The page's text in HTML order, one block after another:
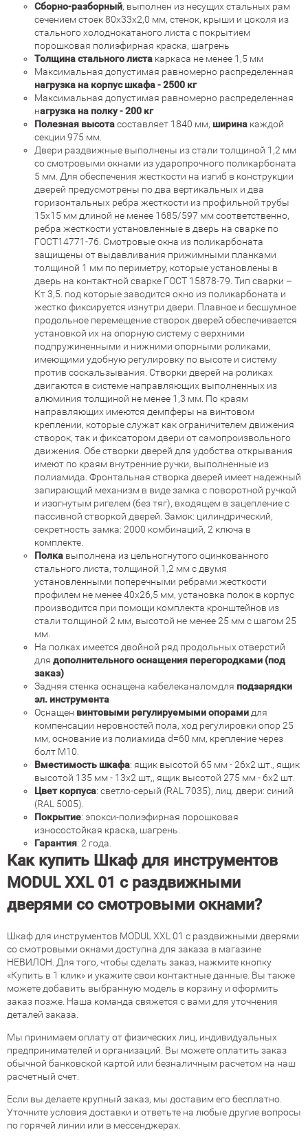
Сборно-разборный, выполнен из несущих стальных рам
сечением стоек 80х33х2,0 мм, стенок, крыши и цоколя из
стального холоднокатаного листа с покрытием
порошковая полиэфирная краска, шагрень
Толщина стального листа каркаса не менее 1,5 мм
Максимальная допустимая равномерно распределенная
нагрузка на корпус шкафа - 2500 кг
Максимальная допустимая равномерно распределенная
нагрузка на полку - 200 кг
Полезная высотасоставляет 1840 мм, ширина каждой
секции 975 мм.
Двери раздвижные выполнены из стали толщиной 1,2 мм
со смотровыми окнами из ударопрочного поликарбоната
5 мм. Для обеспечения жесткости на изгиб в конструкции
дверей предусмотрены по два вертикальных и два
горизонтальных ребра жесткости из профильной трубы
15х15 мм длиной не менее 1685/597 мм соответственно,
ребра жесткости установленные в дверь на сварке по
ГОСТ14771-76. Смотровые окна из поликарбоната
защищены от выдавливания прижимными планками
толщиной 1 мм по периметру, которые установлены в
дверь на контактной сварке ГОСТ 15878-79. Тип сварки –
Кт 3,5. под которые заводится окно из поликарбоната и
жестко фиксируется изнутри двери. Плавное и бесшумное
продольное перемещение створок дверей обеспечивается
установкой их на опорную систему с верхними
подпружиненными и нижними опорными роликами,
имеющими удобную регулировку по высоте и систему
против соскальзывания. Створки дверей на роликах
двигаются в системе направляющих выполненных из
алюминия толщиной не менее 1,3 мм. По краям
направляющих имеются демпферы на винтовом
креплении, которые служат как ограничителем движения
створок, так и фиксатором двери от самопроизвольного
движения. Обе створки дверей для удобства открывания
имеют по краям внутренние ручки, выполненные из
полиамида. Фронтальная створка дверей имеет надежный
запирающий механизм в виде замка с поворотной ручкой
и изогнутым ригелем (без тяг), входящем в зацепление с
пассивной створкой дверей. Замок: цилиндрический,
секретность замка: 2000 комбинаций, 2 ключа в
комплекте.
Полка выполнена из цельногнутого оцинкованного
стального листа, толщиной 1,2 мм с двумя
установленными поперечными ребрами жесткости
профилем не менее 40х26,5 мм, установка полок в корпус
производится при помощи комплекта кронштейнов из
стали толщиной 2 мм, высотой не менее 25 мм с шагом 25
мм.
На полках имеется двойной ряд продольных отверстий
для дополнительного оснащения перегородками (под
заказ)
Задняя стенка оснащена кабелеканаломдля подзарядки
эл. инструмента
Оснащен винтовыми регулируемыми опорами для
компенсации неровностей пола, ход регулировки опор 25
мм, основание из полиамида d=60 мм, крепление через
болт М10.
Вместимость шкафа: ящик высотой 65 мм - 26x2 шт., ящик
высотой 135 мм - 13x2 шт,, ящик высотой 275 мм - 6x2 шт.
Цвет корпуса: светло-серый (RAL 7035), лиц. двери: синий
(RAL 5005).
Покрытие: эпокси-полиэфирная порошковая
износостойкая краска, шагрень.
Гарантия: 2 года.
Как купить Шкаф для инструментов
MODUL XXL 01 с раздвижными
дверями со смотровыми окнами?
Шкаф для инструментов MODUL XXL 01 с раздвижными дверями
со смотровыми окнами доступна для заказа в магазине
НЕВИЛОН. Для того, чтобы сделать заказ, нажмите кнопку
«Купить в 1 клик» и укажите свои контактные данные. Вы также
можете добавить выбранную модель в корзину и оформить
заказ позже. Наша команда свяжется с вами для уточнения
деталей заказа.
Мы принимаем оплату от физических лиц, индивидуальных
предпринимателей и организаций. Вы можете оплатить заказ
обычной банковской картой или безналичным расчетом на наш
расчетный счет.
Если вы делаете крупный заказ, мы доставим его бесплатно.
Уточните условия доставки и ответьте на любые другие вопросы
по горячей линии или в мессенджерах.